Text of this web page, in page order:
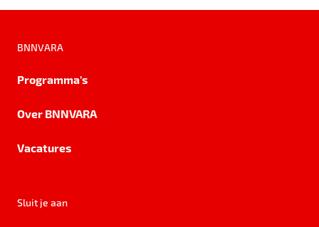
BNNVARA
Programma's
Over BNNVARA
Vacatures
Sluit je aan